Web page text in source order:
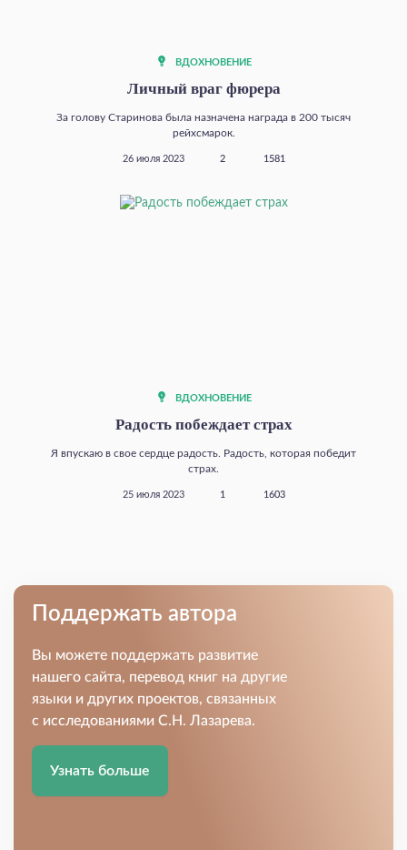
ВДОХНОВЕНИЕ
Личный враг фюрера
За голову Старинова была назначена награда в 200 тысяч
рейхсмарок.
26 июля 2023 2 1581
ВДОХНОВЕНИЕ
Радость побеждает страх
Я впускаю в свое сердце радость. Радость, которая победит
страх.
25 июля 2023 1 1603
Поддержать автора
Вы можете поддержать развитие
нашего сайта, перевод книг на другие
языки и других проектов, связанных
с исследованиями С.Н. Лазарева.
Узнать больше